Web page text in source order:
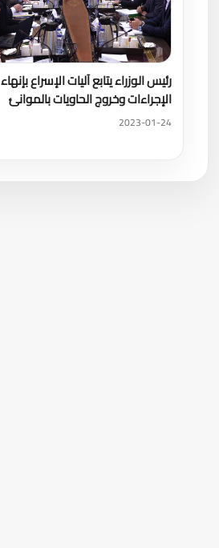
رئيس الوزراء يتابع آليات الإسراع بإنهاء
الإجراءات وخروج الحاويات بالموانئ
2023-01-24